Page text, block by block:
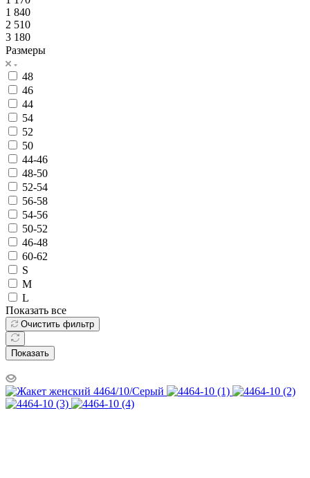
1 840
2 510
3 180
Размеры
48
46
44
54
52
50
44-46
48-50
52-54
56-58
54-56
50-52
46-48
60-62
S
M
L
Показать все
Очистить фильтр
Показать